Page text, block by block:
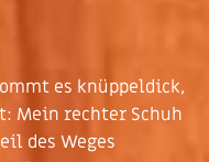
es knüppeldick,
Mein rechter Schuh
des Weges